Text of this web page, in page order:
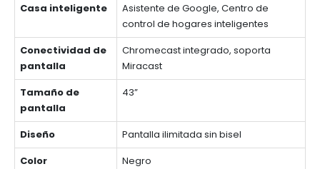
Casa inteligente
Asistente de Google, Centro de
control de hogares inteligentes
Conectividad de
pantalla
Chromecast integrado, soporta
Miracast
Tamaño de
pantalla
43”
Diseño
Pantalla ilimitada sin bisel
Color
Negro